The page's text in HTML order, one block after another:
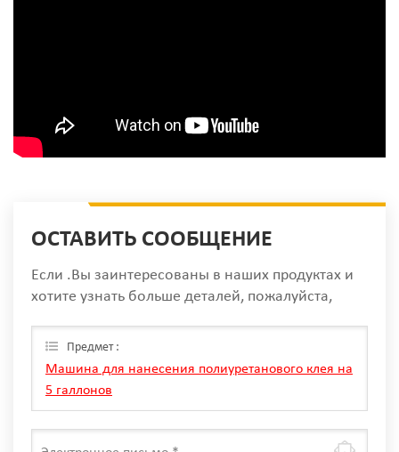
ОСТАВИТЬ СООБЩЕНИЕ
Если .Вы заинтересованы в наших продуктах и
хотите узнать больше деталей, пожалуйста,
только мы Can.
Предмет :
Машина для нанесения полиуретанового клея на
5 галлонов